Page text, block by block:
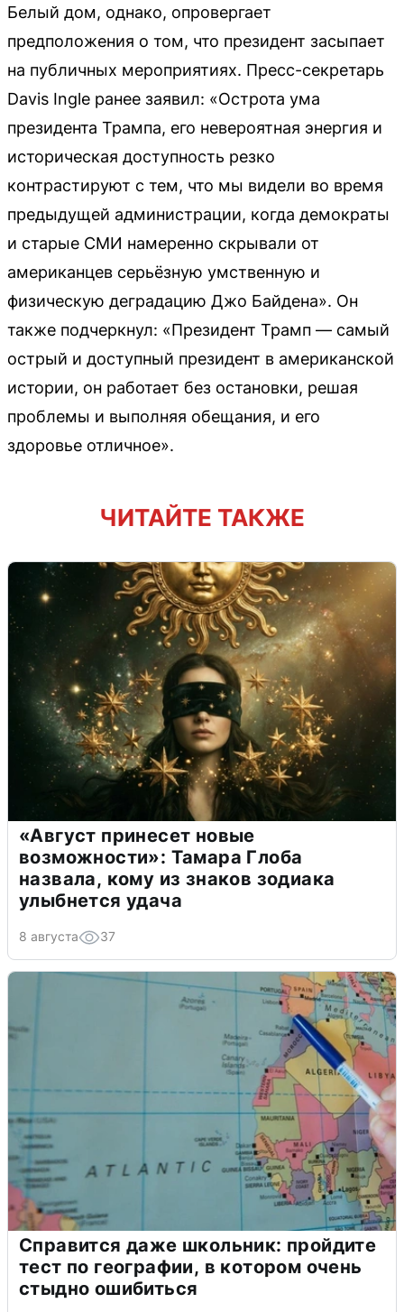
Белый дом, однако, опровергает
предположения о том, что президент засыпает
на публичных мероприятиях. Пресс-секретарь
Davis Ingle ранее заявил: «Острота ума
президента Трампа, его невероятная энергия и
историческая доступность резко
контрастируют с тем, что мы видели во время
предыдущей администрации, когда демократы
и старые СМИ намеренно скрывали от
американцев серьёзную умственную и
физическую деградацию Джо Байдена». Он
также подчеркнул: «Президент Трамп — самый
острый и доступный президент в американской
истории, он работает без остановки, решая
проблемы и выполняя обещания, и его
здоровье отличное».
ЧИТАЙТЕ ТАКЖЕ
«Август принесет новые
возможности»: Тамара Глоба
назвала, кому из знаков зодиака
улыбнется удача
8 августа 37
Справится даже школьник: пройдите
тест по географии, в котором очень
стыдно ошибиться